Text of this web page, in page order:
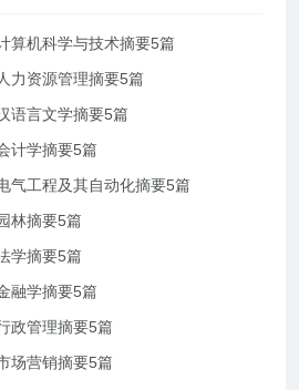
算机科学与技术摘要5篇
力资源管理摘要5篇
语言文学摘要5篇
计学摘要5篇
气工程及其自动化摘要5篇
林摘要5篇
学摘要5篇
融学摘要5篇
政管理摘要5篇
场营销摘要5篇